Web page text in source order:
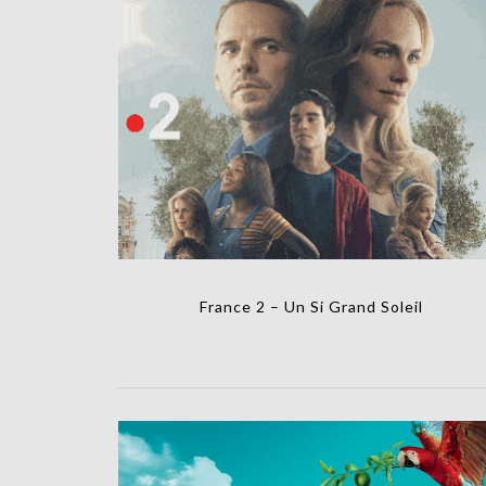
France 2 – Un Si Grand Soleil